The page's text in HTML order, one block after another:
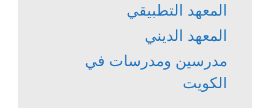
المعهد التطبيقي
المعهد الديني
مدرسين ومدرسات في
الكويت